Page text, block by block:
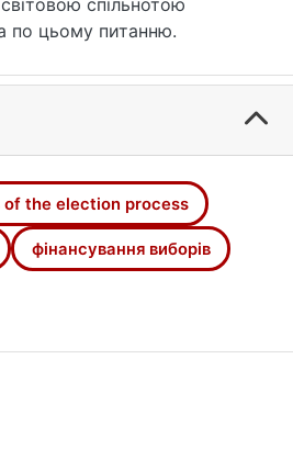
спільнотою
по цьому питанню.
the election process
фінансування виборів